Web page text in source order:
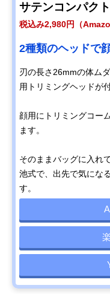
サテンコンパク
税込み2,980円（
2種類のヘッドで
刃の長さ26mmの体ム
用トリミングヘッドが
顔用にトリミングコー
ます。
そのままバッグに入れ
池式で、出先で気にな
す。